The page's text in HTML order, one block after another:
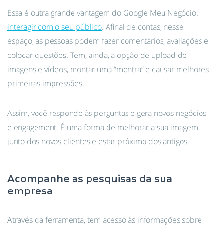
Essa é outra grande vantagem do Google Meu Negócio:
interagir com o seu público. Afinal de contas, nesse
espaço, as pessoas podem fazer comentários, avaliações e
colocar questões. Tem, ainda, a opção de upload de
imagens e vídeos, montar uma “montra” e causar melhores
primeiras impressões.
Assim, você responde às perguntas e gera novos negócios
e engagement. É uma forma de melhorar a sua imagem
junto dos novos clientes e estar próximo dos antigos.
Acompanhe as pesquisas da sua
empresa
Através da ferramenta, tem acesso às informações sobre